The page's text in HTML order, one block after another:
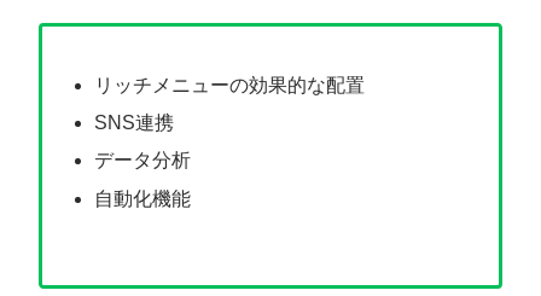
リッチメニューの効果的な配置
SNS連携
データ分析
自動化機能